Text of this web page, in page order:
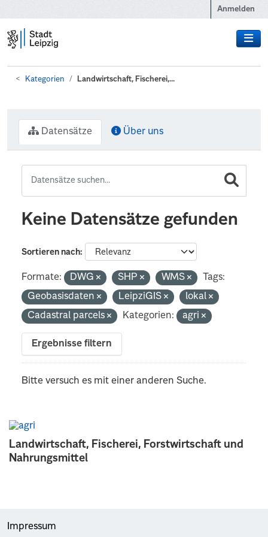
Anmelden
Kategorien Landwirtschaft, Fischerei,...
Landwirtschaft, Fischerei, Forstwirtschaft und
Nahrungsmittel
Datensätze Über uns
Keine Datensätze gefunden
Sortieren nach
Formate: DWG SHP WMS
Tags:
Geobasisdaten
LeipziGIS
lokal
Cadastral parcels
Kategorien: agri
Ergebnisse filtern
Bitte versuch es mit einer anderen Suche.
Impressum